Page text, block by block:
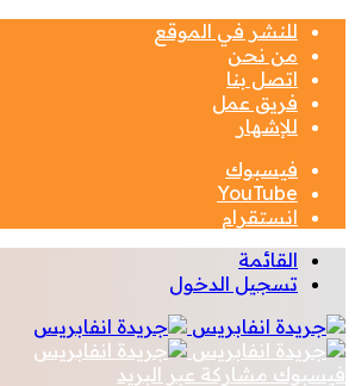
للنشر في الموقع
من نحن
اتصل بنا
فريق عمل
للإشهار
فيسبوك
‫YouTube
انستقرام
القائمة
تسجيل الدخول
فيسبوك مشاركة عبر البريد